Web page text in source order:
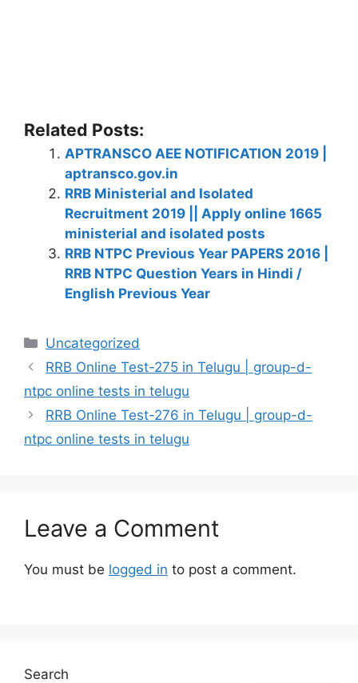
Related Posts:
APTRANSCO AEE NOTIFICATION 2019 |
aptransco.gov.in
RRB Ministerial and Isolated
Recruitment 2019 || Apply online 1665
ministerial and isolated posts
RRB NTPC Previous Year PAPERS 2016 |
RRB NTPC Question Years in Hindi /
English Previous Year
Categories
Uncategorized
RRB Online Test-275 in Telugu | group-d-
ntpc online tests in telugu
RRB Online Test-276 in Telugu | group-d-
ntpc online tests in telugu
Leave a Comment
You must be logged in to post a comment.
Search